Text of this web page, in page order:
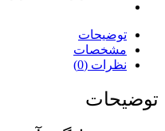
توضیحات
مشخصات
نظرات (0)
توضیحات